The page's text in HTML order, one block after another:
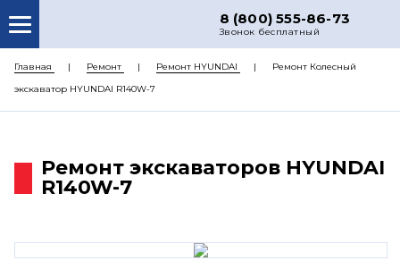
8 (800) 555-86-73
Звонок бесплатный
О НАС
КАТАЛОГ ЗАПЧАСТЕЙ
ДОСТАВКА
Главная Ремонт Ремонт HYUNDAI
Ремонт Колесный
экскаватор HYUNDAI R140W-7
Ремонт экскаваторов HYUNDAI
R140W-7